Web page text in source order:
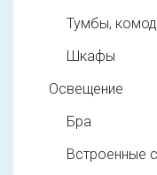
Тумбы,
Шкафы
Освещение
Бра
Встроенные